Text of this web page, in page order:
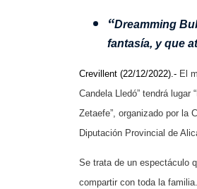
“Dreamming
fantasía, y que
Crevillent (22/12/2022).- El
Candela Lledó” tendrá
Zetaefe”, organizado por la
Diputación Provincial de
Se trata de un espectáculo
compartir con toda la